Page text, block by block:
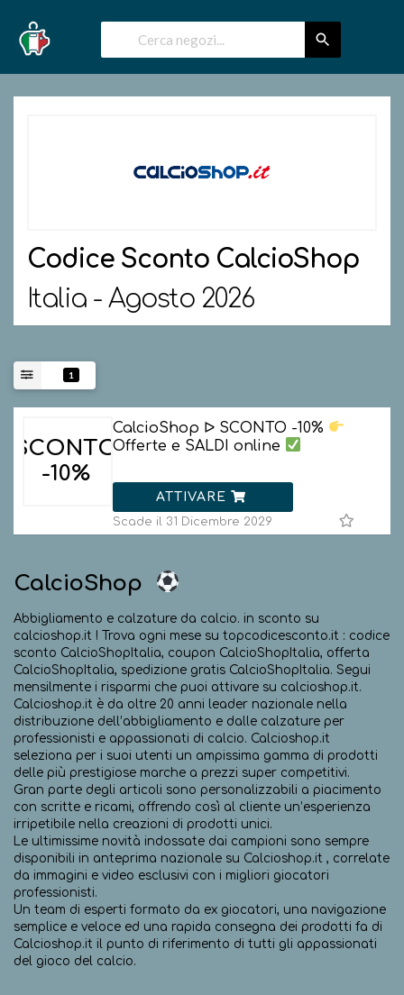
Codice Sconto CalcioShop
Italia - Agosto 2026
1
SCONTO
-10%
CalcioShop ᐅ SCONTO -10%
Offerte e SALDI online
ATTIVARE
Scade il 31 Dicembre 2029
CalcioShop
Abbigliamento e calzature da calcio. in sconto su
calcioshop.it ! Trova ogni mese su topcodicesconto.it : codice
sconto CalcioShopItalia, coupon CalcioShopItalia, offerta
CalcioShopItalia, spedizione gratis CalcioShopItalia. Segui
mensilmente i risparmi che puoi attivare su calcioshop.it.
Calcioshop.it è da oltre 20 anni leader nazionale nella
distribuzione dell’abbigliamento e dalle calzature per
professionisti e appassionati di calcio. Calcioshop.it
seleziona per i suoi utenti un ampissima gamma di prodotti
delle più prestigiose marche a prezzi super competitivi.
Gran parte degli articoli sono personalizzabili a piacimento
con scritte e ricami, offrendo così al cliente un’esperienza
irripetibile nella creazioni di prodotti unici.
Le ultimissime novità indossate dai campioni sono sempre
disponibili in anteprima nazionale su Calcioshop.it , correlate
da immagini e video esclusivi con i migliori giocatori
professionisti.
Un team di esperti formato da ex giocatori, una navigazione
semplice e veloce ed una rapida consegna dei prodotti fa di
Calcioshop.it il punto di riferimento di tutti gli appassionati
del gioco del calcio.